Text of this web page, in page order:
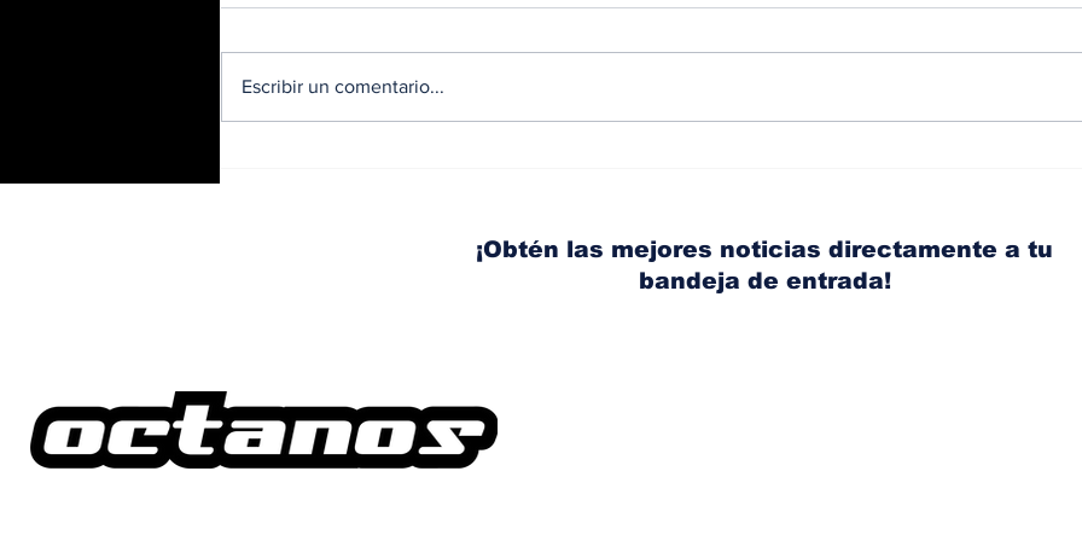
confianza
Escribir un comentario...
¡Obtén las mejores noticias directamente a tu
bandeja de entrada!